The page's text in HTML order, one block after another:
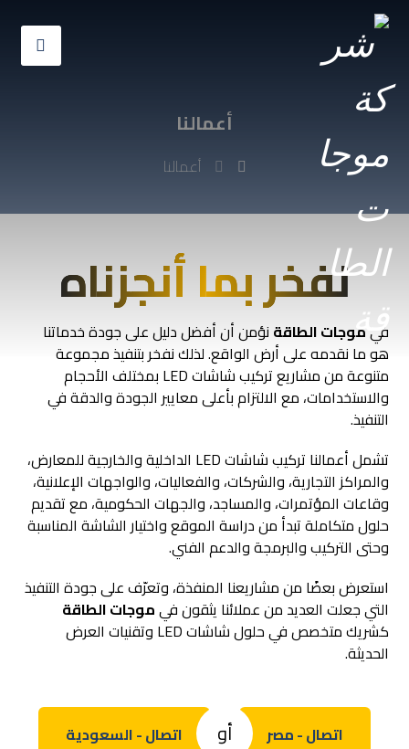
أعمالنا
أعمالنا
نفخر بما أنجزناه
فيموجات الطاقة نؤمن أن أفضل دليل على جودة خدماتنا
هو ما نقدمه على أرض الواقع. لذلك نفخر بتنفيذ مجموعة
متنوعة من مشاريع تركيب شاشات LED بمختلف الأحجام
والاستخدامات، مع الالتزام بأعلى معايير الجودة والدقة في
التنفيذ.
تشمل أعمالنا تركيب شاشات LED الداخلية والخارجية للمعارض،
والمراكز التجارية، والشركات، والفعاليات، والواجهات الإعلانية،
وقاعات المؤتمرات، والمساجد، والجهات الحكومية، مع تقديم
حلول متكاملة تبدأ من دراسة الموقع واختيار الشاشة المناسبة
وحتى التركيب والبرمجة والدعم الفني.
استعرض بعضًا من مشاريعنا المنفذة، وتعرّف على جودة التنفيذ
التي جعلت العديد من عملائنا يثقون فيموجات الطاقة
كشريك متخصص في حلول شاشات LED وتقنيات العرض
الحديثة.
اتصال - مصر أو اتصال - السعودية